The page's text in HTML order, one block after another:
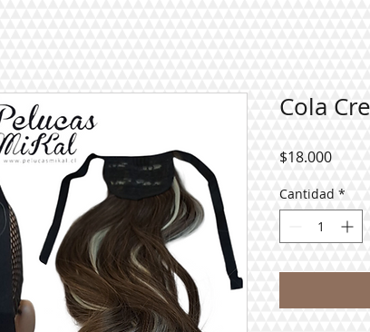
Cola
$18.000Precio
Cantidad *